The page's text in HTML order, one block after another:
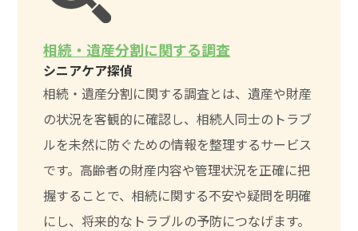
相続・遺産分割に関する調査
シニアケア探偵
相続・遺産分割に関する調査とは、遺産や財産
の状況を客観的に確認し、相続人同士のトラブ
ルを未然に防ぐための情報を整理するサービス
です。高齢者の財産内容や管理状況を正確に把
握することで、相続に関する不安や疑問を明確
にし、将来的なトラブルの予防につなげます。